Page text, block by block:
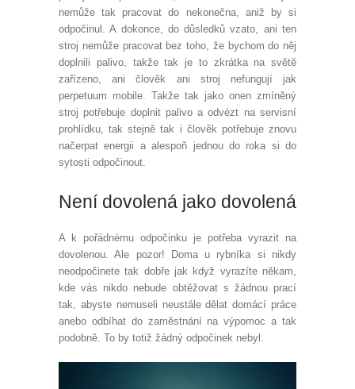
nemůže tak pracovat do nekonečna, aniž by si
odpočinul. A dokonce, do důsledků vzato, ani ten
stroj nemůže pracovat bez toho, že bychom do něj
doplnili palivo, takže tak je to zkrátka na světě
zařízeno, ani člověk ani stroj nefungují jak
perpetuum mobile. Takže tak jako onen zmíněný
stroj potřebuje doplnit palivo a odvézt na servisní
prohlídku, tak stejně tak i člověk potřebuje znovu
načerpat energii a alespoň jednou do roka si do
sytosti odpočinout.
Není dovolená jako dovolená
A k pořádnému odpočinku je potřeba vyrazit na
dovolenou. Ale pozor! Doma u rybníka si nikdy
neodpočinete tak dobře jak když vyrazíte někam,
kde vás nikdo nebude obtěžovat s žádnou prací
tak, abyste nemuseli neustále dělat domácí práce
anebo odbíhat do zaměstnání na výpomoc a tak
podobně. To by totiž žádný odpočinek nebyl.